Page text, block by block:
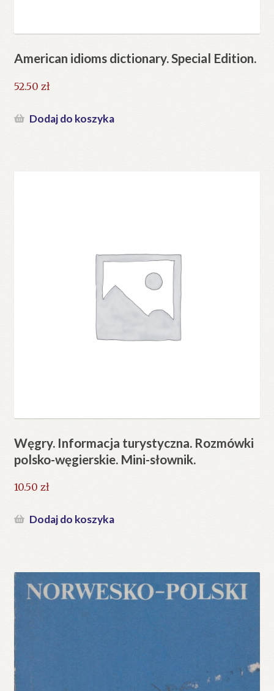
American idioms dictionary. Special Edition.
52.50 zł
Dodaj do koszyka
Węgry. Informacja turystyczna. Rozmówki
polsko-węgierskie. Mini-słownik.
10.50 zł
Dodaj do koszyka